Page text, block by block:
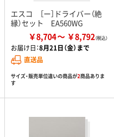
エスコ ［ー］ドライバー（絶
縁）セット EA560WG
￥8,704 ￥8,792
お届け日：8月21日（金）まで
直送品
サイズ・販売単位違いの商品が2商品ありま
す